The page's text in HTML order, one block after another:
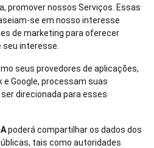
promover nossos Serviços. Essas
se em nosso interesse
de marketing para oferecer
interesse.
seus provedores de aplicações,
e Google, processam suas
direcionada para esses
poderá compartilhar os dados dos
tais como autoridades